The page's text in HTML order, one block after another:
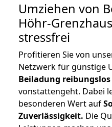
Umziehen von
Höhr-
stressfrei
Profitieren Sie von
Netzwerk für günstige
Beiladung
vonstattengeht. Dabei
besonderen Wert auf
Zuverlässigkeit. Die